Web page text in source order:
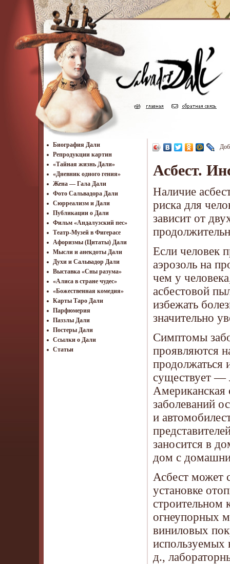
Биография Дали
Репродукции картин
«Тайная жизнь Дали»
«Дневник одного гения»
Жена — Гала Дали
Фото Сальвадора Дали
Cюрреализм и Дали
Публикации о Дали
Фильм «Андалузский пес»
Театр-Музей в Фигерасе
Афоризмы (Цитаты) Дали
Мысли и анекдоты Дали
Духи и Сальвадор Дали
Выставка «Сны разума»
«Алиса в стране чудес»
«Божественная комедия»
Карты Таро Дали
Парфюмерия
Паззлы Дали
Постеры Дали
Ссылки о Дали
Статьи
Асбест.
Наличие
риска для
зависит от
Если человек
аэрозоль на
чем у
асбестовой
избежать
значительно
Симптомы
проявляются
продолжаться
существует —
Американская
заболеваний
и
заносится в
дом с
Асбест может
установке
строительном
огнеупорных
виниловых
используемых
д.,